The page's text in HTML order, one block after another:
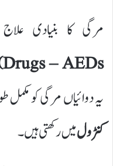
مرگی کا بنیادی
Drugs – AEDs)
یہ دوائیاں مرگی کو مکمل
کنٹرولمیں رکھتی ہیں۔